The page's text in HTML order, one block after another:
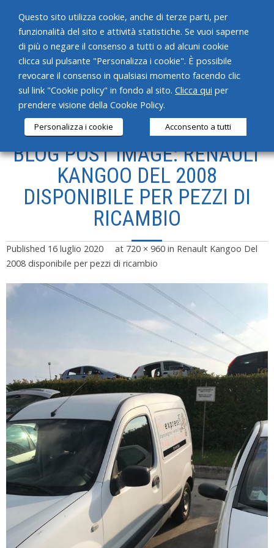
HOME
CHI SIAMO
SERVIZI
PRODOTTI
NEWS
BLOG POST IMAGE: RENAULT
KANGOO DEL 2008
DISPONIBILE PER PEZZI DI
RICAMBIO
Published 16 luglio 2020 at 720 × 960 in Renault Kangoo Del
2008 disponibile per pezzi di ricambio
Questo sito utilizza cookie, anche di terze parti, per
funzionalità del sito e attività statistiche. Se vuoi saperne
di più o negare il consenso a tutti o ad alcuni cookie
clicca sul pulsante "Personalizza i cookie". È possibile
revocare il consenso in qualsiasi momento facendo clic
sul link "Cookie policy" in fondo al sito. Clicca qui per
prendere visione della Cookie Policy.
Personalizza i cookie Acconsento a tutti